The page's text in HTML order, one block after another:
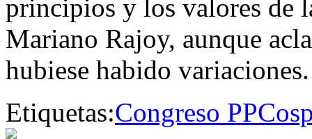
principios y los valores de
Mariano Rajoy, aunque
hubiese habido
Etiquetas:Congreso PP